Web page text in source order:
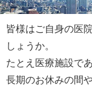
皆様はご自身の医
しょうか。
たとえ医療施設で
長期のお休みの間